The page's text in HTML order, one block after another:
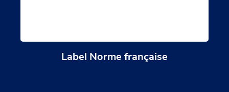
Label Norme française